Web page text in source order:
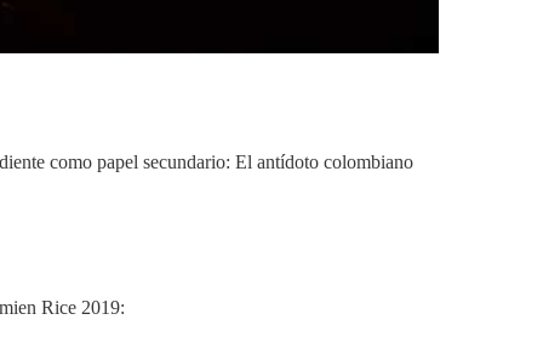
como papel secundario: El antídoto colombiano
Rice 2019: